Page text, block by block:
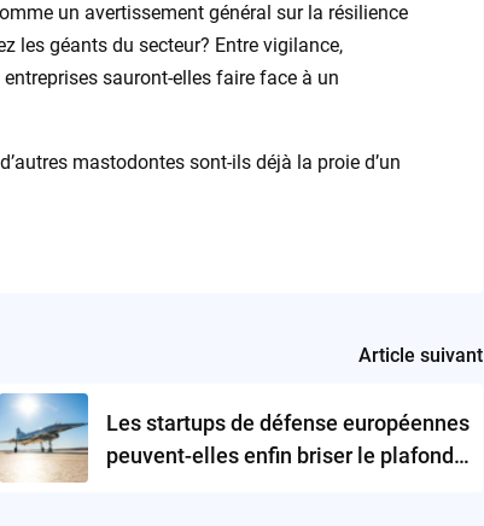
un avertissement général sur la résilience
les géants du secteur? Entre vigilance,
sauront-elles faire face à un
mastodontes sont-ils déjà la proie d’un
Article suivant
Les startups de défense européennes
peuvent-elles enfin briser le plafond